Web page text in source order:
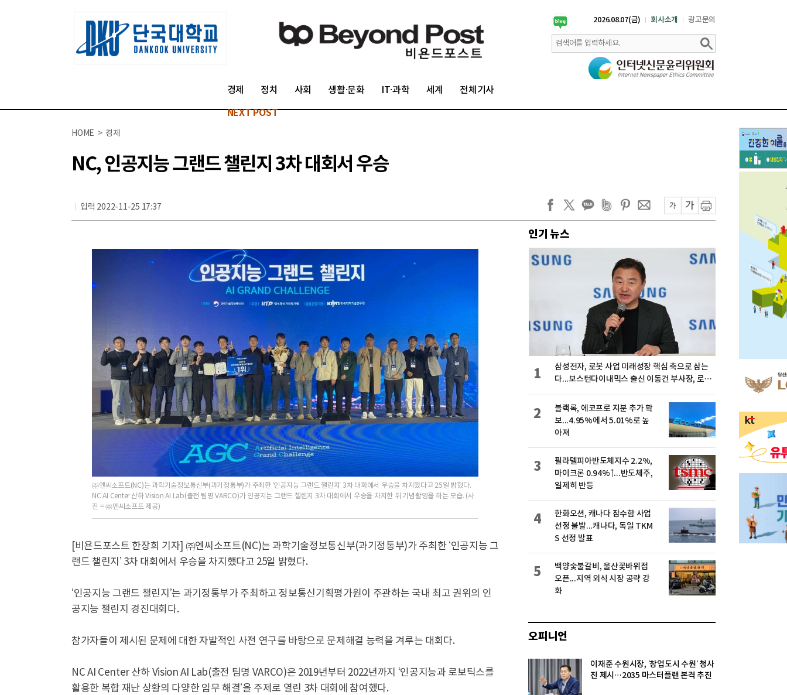
2026.08.07(금) 회사소개 광고문의
경제 정치 사회 생활·문화 IT·과학 세계 전체기사
NEXT POST
HOME > 경제
NC, 인공지능 그랜드 챌린지 3차 대회서 우승
입력 2022-11-25 17:37
㈜엔씨소프트(NC)는 과학기술정보통신부(과기정통부)가 주최한 ‘인공지능 그랜드 챌린지’ 3차 대회에서 우승을 차지했다고 25일 밝혔다.
NC AI Center 산하 Vision AI Lab(출전 팀명 VARCO)가 인공지는 그랜드 챌린지 3차 대회에서 우승을 차지한 뒤 기념촬영을 하는 모습. (사
진 = ㈜엔씨소프트 제공)
[비욘드포스트 한장희 기자] ㈜엔씨소프트(NC)는 과학기술정보통신부(과기정통부)가 주최한 ‘인공지능 그
랜드 챌린지’ 3차 대회에서 우승을 차지했다고 25일 밝혔다.
‘인공지능 그랜드 챌린지’는 과기정통부가 주최하고 정보통신기획평가원이 주관하는 국내 최고 권위의 인
공지능 챌린지 경진대회다.
참가자들이 제시된 문제에 대한 자발적인 사전 연구를 바탕으로 문제해결 능력을 겨루는 대회다.
NC AI Center 산하 Vision AI Lab(출전 팀명 VARCO)은 2019년부터 2022년까지 ‘인공지능과 로보틱스를
활용한 복합 재난 상황의 다양한 임무 해결’을 주제로 열린 3차 대회에 참여했다.
인기 뉴스
삼성전자, 로봇 사업 미래성장 핵심 축으로 삼는
다...보스턴다이내믹스 출신 이동건 부사장, 로보
1
블랙록, 에코프로 지분 추가 확
보...4.95%에서 5.01%로 높
아져
2
필라델피아반도체지수 2.2%,
마이크론 0.94%↑...반도체주,
일제히 반등
3
한화오션, 캐나다 잠수함 사업
선정 불발...캐나다, 독일 TKM
S 선정 발표
4
백양숯불갈비, 울산꽃바위점
오픈...지역 외식 시장 공략 강
화
5
오피니언
이재준 수원시장, ‘창업도시 수원’ 청사
진 제시…2035 마스터플랜 본격 추진